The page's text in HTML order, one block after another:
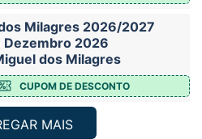
Milagres 2026/2027
Dezembro 2026
dos Milagres
CUPOM DE DESCONTO
MAIS